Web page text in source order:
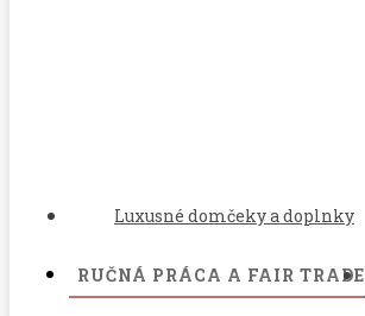
Luxusné domčeky a doplnky
RUČNÁ PRÁCA A FAIR TRADE